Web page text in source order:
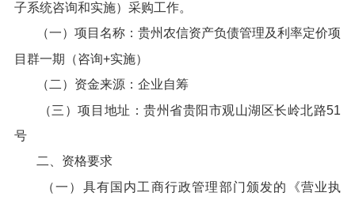
子系统咨询和实施）采购工作。
（一）项目名称：贵州农信资产负债管理及利率定价项
目群一期（咨询+实施）
（二）资金来源：企业自筹
（三）项目地址：贵州省贵阳市观山湖区长岭北路51
号
二、资格要求
（一）具有国内工商行政管理部门颁发的《营业执